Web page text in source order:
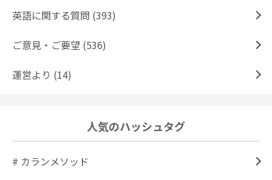
英語に関する質問 (393)
ご意見・ご要望 (536)
運営より (14)
人気のハッシュタグ
# カランメソッド